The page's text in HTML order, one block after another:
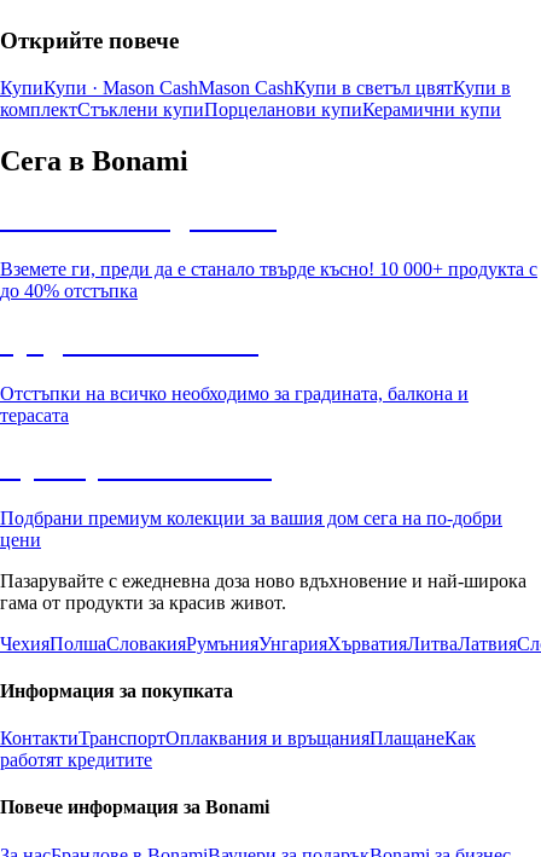
Открийте повече
КупиКупи · Mason CashMason CashКупи в светъл цвятКупи в
комплектСтъклени купиПорцеланови купиКерамични купи
Сега в Bonami
Вземете ги, преди да е станало твърде късно! 10 000+ продукта с
до 40% отстъпка
Отстъпки на всичко необходимо за градината, балкона и
терасата
Подбрани премиум колекции за вашия дом сега на по-добри
цени
Пазарувайте с ежедневна доза ново вдъхновение и най-широка
гама от продукти за красив живот.
ЧехияПолшаСловакияРумънияУнгарияХърватияЛитваЛатвия
Информация за покупката
КонтактиТранспортОплаквания и връщанияПлащанеКак
работят кредитите
Повече информация за Bonami